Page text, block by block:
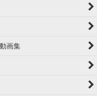
画集